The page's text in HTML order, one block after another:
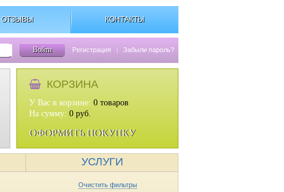
ОТЗЫВЫ КОНТАКТЫ
Войти Регистрация | Забыли пароль?
КОРЗИНА
У Вас в корзине: 0 товаров
На сумму: 0 руб.
ОФОРМИТЬ ПОКУПКУ
УСЛУГИ
Очистить фильтры